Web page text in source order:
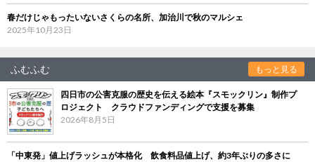
春だけじゃもったいないさくらの名所、加治川で秋のマルシェ
2025年10月23日
ふむふむ もっと見る
四日市の公害克服の歴史を伝える絵本『スモックリン』制作プ
ロジェクト クラウドファンディングで支援を募集
2026年8月5日
「中東発」値上げラッシュが本格化 飲食料品値上げ、約3年ぶりの多さに